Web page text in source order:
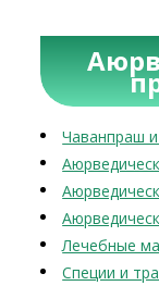
Чаванпраш
Лечебные
Специи и